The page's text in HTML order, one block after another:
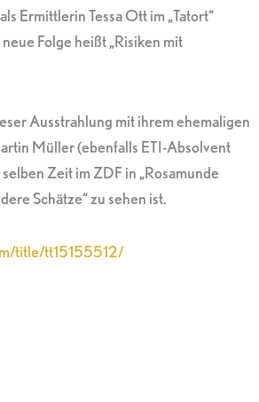
Ermittlerin Tessa Ott im „Tatort“
Folge heißt „Risiken mit
Ausstrahlung mit ihrem ehemaligen
Müller (ebenfalls ETI-Absolvent
Zeit im ZDF in „Rosamunde
Schätze“ zu sehen ist.
title/tt15155512/